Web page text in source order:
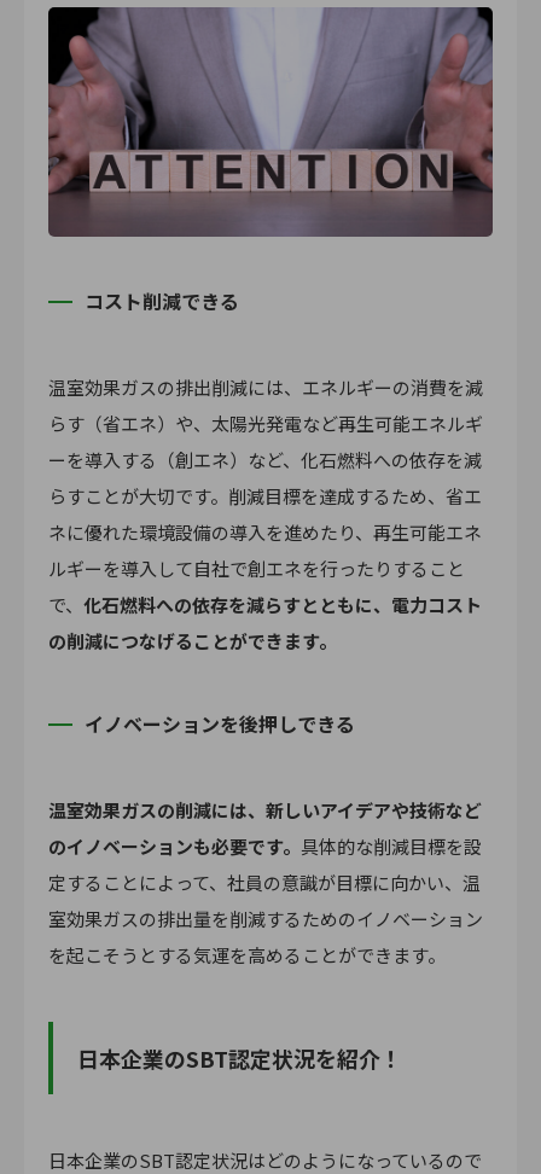
コスト削減できる
温室効果ガスの排出削減には、エネルギーの消費を減
らす（省エネ）や、太陽光発電など再生可能エネルギ
ーを導入する（創エネ）など、化石燃料への依存を減
らすことが大切です。削減目標を達成するため、省エ
ネに優れた環境設備の導入を進めたり、再生可能エネ
ルギーを導入して自社で創エネを行ったりすること
で、 化石燃料への依存を減らすとともに、電力コスト
の削減につなげることができます。
イノベーションを後押しできる
温室効果ガスの削減には、新しいアイデアや技術など
のイノベーションも必要です。 具体的な削減目標を設
定することによって、社員の意識が目標に向かい、温
室効果ガスの排出量を削減するためのイノベーション
を起こそうとする気運を高めることができます。
日本企業のSBT認定状況を紹介！
日本企業のSBT認定状況はどのようになっているので